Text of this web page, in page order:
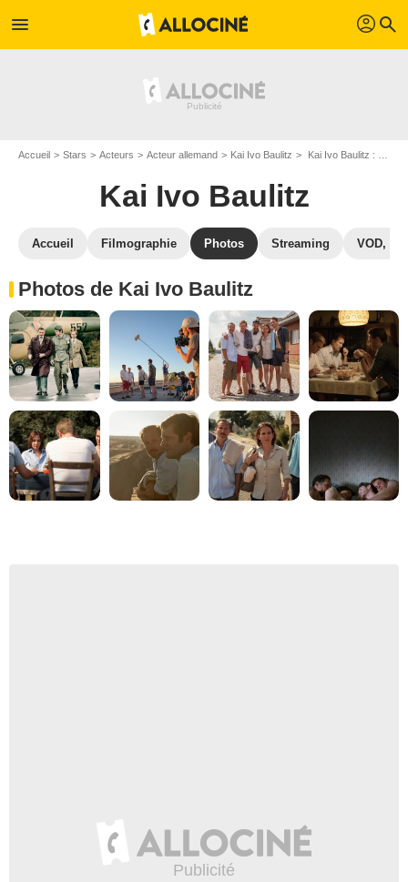
menu profil search
Accueil Stars Acteurs Acteur allemand Kai Ivo Baulitz Kai Ivo Baulitz : Photos de ses films et séries
Kai Ivo Baulitz
Accueil Filmographie Photos Streaming VOD,
Photos de Kai Ivo Baulitz